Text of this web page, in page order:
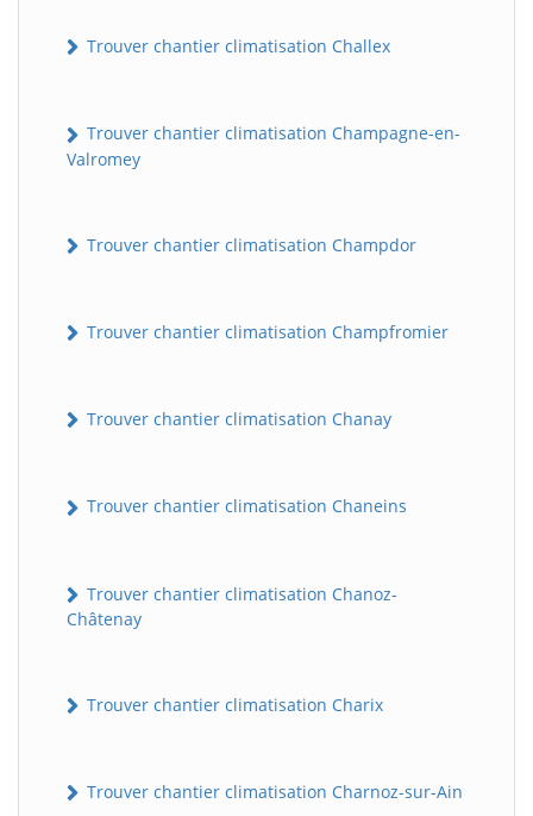
Trouver chantier climatisation Challex
Trouver chantier climatisation Champagne-en-
Valromey
Trouver chantier climatisation Champdor
Trouver chantier climatisation Champfromier
Trouver chantier climatisation Chanay
Trouver chantier climatisation Chaneins
Trouver chantier climatisation Chanoz-
Châtenay
Trouver chantier climatisation Charix
Trouver chantier climatisation Charnoz-sur-Ain